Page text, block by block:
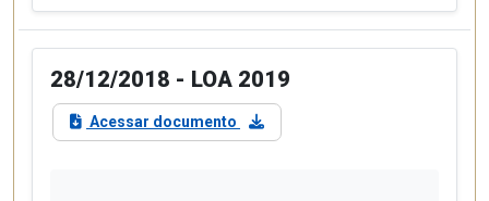
28/12/2018 - LOA 2019
Acessar documento